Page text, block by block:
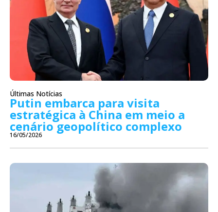
Últimas Notícias
Putin embarca para visita
estratégica à China em meio a
cenário geopolítico complexo
16/05/2026